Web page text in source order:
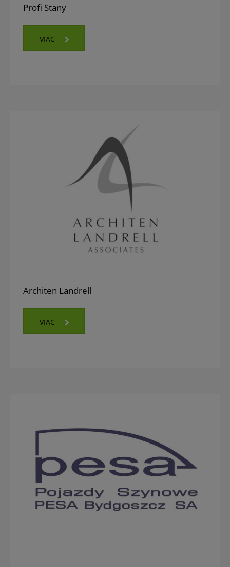
Profi Stany
VIAC
Architen Landrell
VIAC